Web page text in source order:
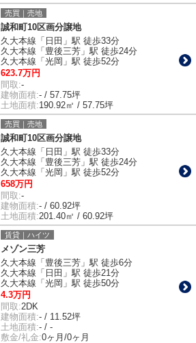
売買｜売地
誠和町10区画分譲地
久大本線「日田」駅 徒歩33分
久大本線「豊後三芳」駅 徒歩24分
久大本線「光岡」駅 徒歩52分
623.7万円
間取:-
建物面積:- / 57.75坪
土地面積:190.92㎡ / 57.75坪
売買｜売地
誠和町10区画分譲地
久大本線「日田」駅 徒歩33分
久大本線「豊後三芳」駅 徒歩24分
久大本線「光岡」駅 徒歩52分
658万円
間取:-
建物面積:- / 60.92坪
土地面積:201.40㎡ / 60.92坪
賃貸｜ハイツ
メゾン三芳
久大本線「豊後三芳」駅 徒歩6分
久大本線「日田」駅 徒歩21分
久大本線「光岡」駅 徒歩50分
4.3万円
間取:2DK
建物面積:- / 11.52坪
土地面積:- / -
敷金/礼金:0ヶ月/0ヶ月